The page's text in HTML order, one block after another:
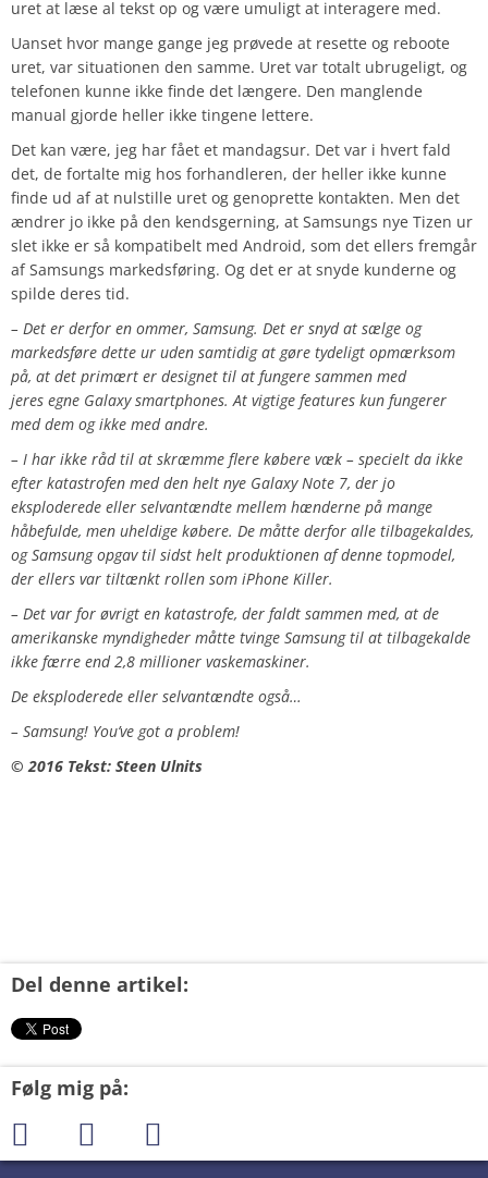
uret at læse al tekst op og være umuligt at interagere med.
Uanset hvor mange gange jeg prøvede at resette og reboote
uret, var situationen den samme. Uret var totalt ubrugeligt, og
telefonen kunne ikke finde det længere. Den manglende
manual gjorde heller ikke tingene lettere.
Det kan være, jeg har fået et mandagsur. Det var i hvert fald
det, de fortalte mig hos forhandleren, der heller ikke kunne
finde ud af at nulstille uret og genoprette kontakten. Men det
ændrer jo ikke på den kendsgerning, at Samsungs nye Tizen ur
slet ikke er så kompatibelt med Android, som det ellers fremgår
af Samsungs markedsføring. Og det er at snyde kunderne og
spilde deres tid.
– Det er derfor en ommer, Samsung. Det er snyd at sælge og
markedsføre dette ur uden samtidig at gøre tydeligt opmærksom
på, at det primært er designet til at fungere sammen med
jeres egne Galaxy smartphones. At vigtige features kun fungerer
med dem og ikke med andre.
– I har ikke råd til at skræmme flere købere væk – specielt da ikke
efter katastrofen med den helt nye Galaxy Note 7, der jo
eksploderede eller selvantændte mellem hænderne på mange
håbefulde, men uheldige købere. De måtte derfor alle tilbagekaldes,
og Samsung opgav til sidst helt produktionen af denne topmodel,
der ellers var tiltænkt rollen som iPhone Killer.
– Det var for øvrigt en katastrofe, der faldt sammen med, at de
amerikanske myndigheder måtte tvinge Samsung til at tilbagekalde
ikke færre end 2,8 millioner vaskemaskiner.
De eksploderede eller selvantændte også…
– Samsung! You’ve got a problem!
© 2016 Tekst: Steen Ulnits
Del denne artikel:
Følg mig på: